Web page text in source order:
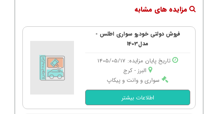
مزایده های مشابه
فروش دولتی خودرو سواری اطلس -
مدل1403
تاریخ پایان مزایده: 1405/05/17
البرز - كرج
سواری و وانت و پیکاپ
اطلاعات بیشتر